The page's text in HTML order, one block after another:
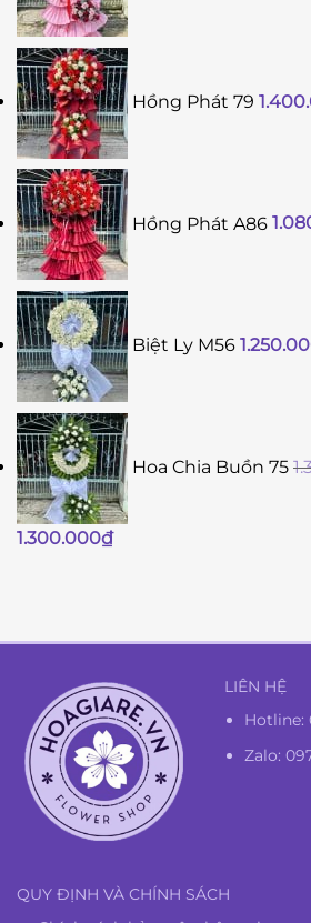
Hồng Phát 79
Hồng Phát A86
Biệt Ly M56
Hoa Chia Buồn 75
Giá
1.300.000₫Giá
1.300.000₫.
LIÊN HỆ
Hotline:
Zalo:
QUY ĐỊNH VÀ CHÍNH SÁCH